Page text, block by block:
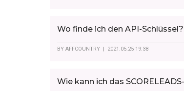
Wo finde ich den API-Schlüssel?
BY AFFCOUNTRY | 2021.05.25 19:38
Wie kann ich das